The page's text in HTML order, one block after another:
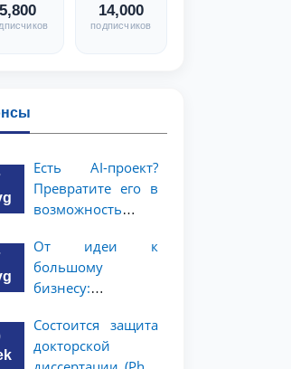
5,800 14,000
подписчиков
Есть AI-проект?
Превратите его в
возможность
миллион
долларов!
От идеи к
большому
бизнесу:
миллионов
долларов для
Состоится защита
докторской